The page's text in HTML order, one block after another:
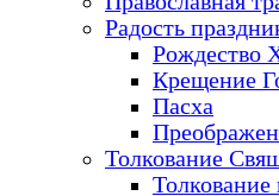
Радость
Рождество
Крещение
Пасха
Толкование
Толкование